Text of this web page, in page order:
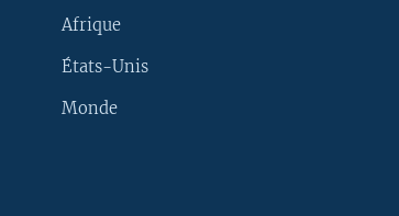
Afrique
États-Unis
Monde